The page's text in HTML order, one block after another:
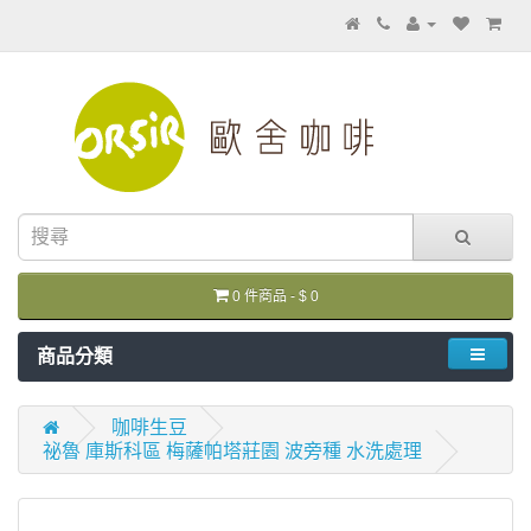
0 件商品 - $ 0
商品分類
咖啡生豆
祕魯 庫斯科區 梅薩帕塔莊園 波旁種 水洗處理